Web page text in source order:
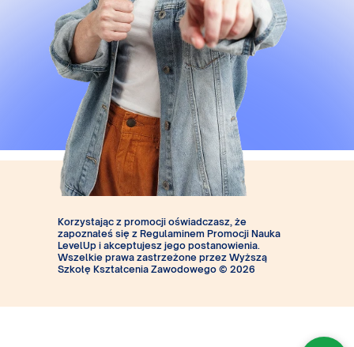
Załaduj ofertę
Korzystając z promocji oświadczasz, że
zapoznałeś się z Regulaminem Promocji Nauka
LevelUp i akceptujesz jego postanowienia.
Wszelkie prawa zastrzeżone przez Wyższą
Szkołę Kształcenia Zawodowego © 2026